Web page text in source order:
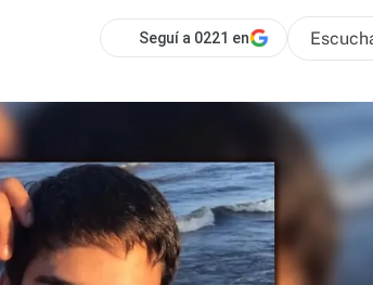
Seguí a 0221 en